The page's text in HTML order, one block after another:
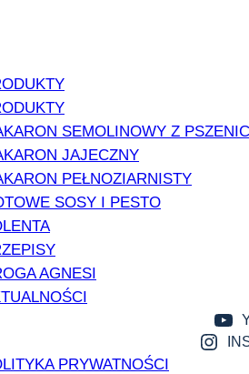
SEMOLINOWY Z
JAJECZNY
PEŁNOZIARNISTY
SOSY I PESTO
AGNESI
PRYWATNOŚCI